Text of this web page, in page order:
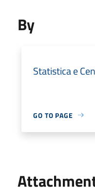
By
Statistica e
GO TO PAGE